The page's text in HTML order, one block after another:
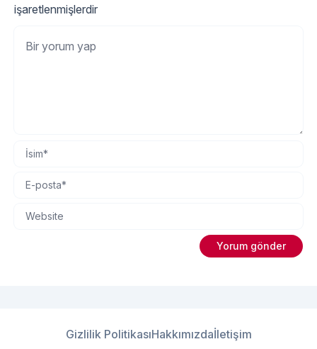
işaretlenmişlerdir
Gizlilik PolitikasıHakkımızdaİletişim